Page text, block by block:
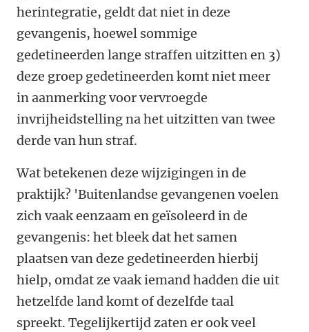
herintegratie, geldt dat niet in deze
gevangenis, hoewel sommige
gedetineerden lange straffen uitzitten en 3)
deze groep gedetineerden komt niet meer
in aanmerking voor vervroegde
invrijheidstelling na het uitzitten van twee
derde van hun straf.
Wat betekenen deze wijzigingen in de
praktijk? 'Buitenlandse gevangenen voelen
zich vaak eenzaam en geïsoleerd in de
gevangenis: het bleek dat het samen
plaatsen van deze gedetineerden hierbij
hielp, omdat ze vaak iemand hadden die uit
hetzelfde land komt of dezelfde taal
spreekt. Tegelijkertijd zaten er ook veel